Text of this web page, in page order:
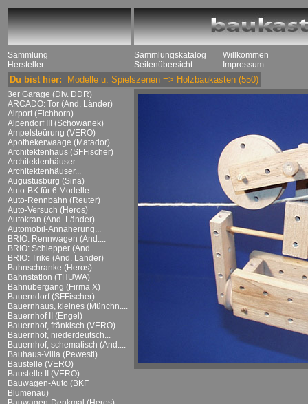
Sammlung
Hersteller
Sammlungskatalog
Seitenübersicht
Willkommen
Impressum
Du bist hier: Modelle u. Spielszenen => Holzbaukasten (550)
3er Garage (Div. DDR)
ARCADO: Tor (And. Länder)
Airport (Eichhorn)
Alpendorf III (Schowanek)
Ampelsteürung (VERO)
Apothekerwaage (Matador)
Architektenhaus (SFFischer)
Architektenhäuser...
Architektenhäuser...
Augustusburg (Sina)
Auto-BK für 6 Modelle...
Auto-Rennbahn (Reuter)
Auto-Versuch (Heros)
Autokran (And. Länder)
Automobil-Annäherung...
BRIO: Rennwagen (And....
BRIO: Schlepper (And....
BRIO: Trike (And. Länder)
Bahnschranke (Heros)
Bahnstation (THUWA)
Bahnübergang (Firma X)
Bauerndorf (SFFischer)
Bauernhaus, kleines (Münchn....
Bauernhof II (Engel)
Bauernhof, fränkisch (VERO)
Bauernhof, niederdeutsch...
Bauernhof, schematisch (And....
Bauhaus-Villa (Pewesti)
Baustelle (VERO)
Baustelle II (VERO)
Bauwagen-Auto (BKF
Blumenau)